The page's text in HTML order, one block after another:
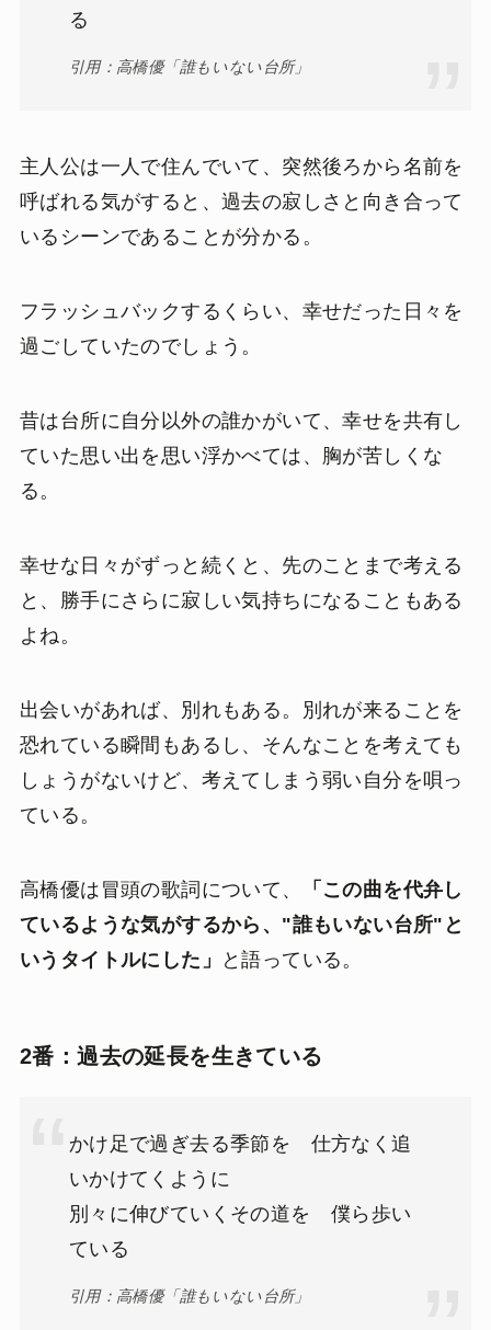
る
引用：高橋優「誰もいない台所」
主人公は一人で住んでいて、突然後ろから名前を
呼ばれる気がすると、過去の寂しさと向き合って
いるシーンであることが分かる。
フラッシュバックするくらい、幸せだった日々を
過ごしていたのでしょう。
昔は台所に自分以外の誰かがいて、幸せを共有し
ていた思い出を思い浮かべては、胸が苦しくな
る。
幸せな日々がずっと続くと、先のことまで考える
と、勝手にさらに寂しい気持ちになることもある
よね。
出会いがあれば、別れもある。別れが来ることを
恐れている瞬間もあるし、そんなことを考えても
しょうがないけど、考えてしまう弱い自分を唄っ
ている。
高橋優は冒頭の歌詞について、
「この曲を代弁し
ているような気がするから、"誰もいない台所"と
いうタイトルにした」
と語っている。
2番：過去の延長を生きている
かけ足で過ぎ去る季節を 仕方なく追
いかけてくように
別々に伸びていくその道を 僕ら歩い
ている
引用：高橋優「誰もいない台所」